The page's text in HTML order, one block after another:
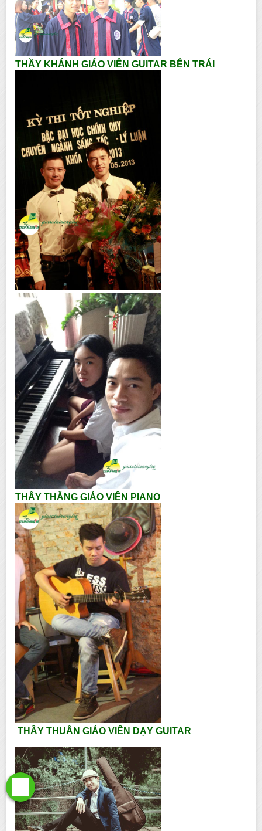
THẦY KHÁNH GIÁO VIÊN GUITAR BÊN TRÁI
THẦY THĂNG GIÁO VIÊN PIANO
THẦY THUẦN GIÁO VIÊN DẠY GUITAR